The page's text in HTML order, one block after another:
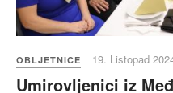
OBLJETNICE 19. Listopad
Umirovljenici iz